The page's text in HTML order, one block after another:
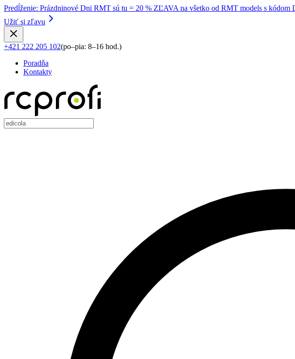
Predĺženie: Prázdninové Dni RMT sú tu = 20 % ZĽAVA na všetko od RMT models s kódom
Užiť si zľavu
+421 222 205 102(po–pia: 8–16 hod.)
Poradňa
Kontakty